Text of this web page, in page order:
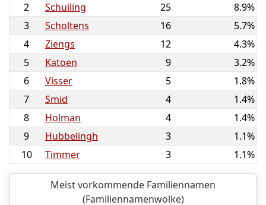
2
Schuiling 25
8.9%
3
Scholtens 16
5.7%
4
Ziengs 12
4.3%
5
Katoen 9
3.2%
6
Visser 5
1.8%
7
Smid 4
1.4%
8
Holman 4
1.4%
9
Hubbelingh 3
1.1%
10
Timmer 3 1.1%
Meist vorkommende Familiennamen
(Familiennamenwolke)